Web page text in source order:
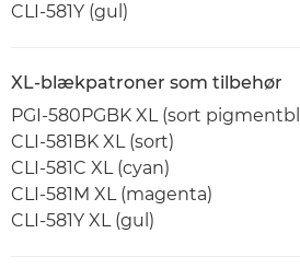
CLI-581Y (gul)
XL-blækpatroner som tilbehør
PGI-580PGBK XL (sort
CLI-581BK XL (sort)
CLI-581C XL (cyan)
CLI-581M XL (magenta)
CLI-581Y XL (gul)